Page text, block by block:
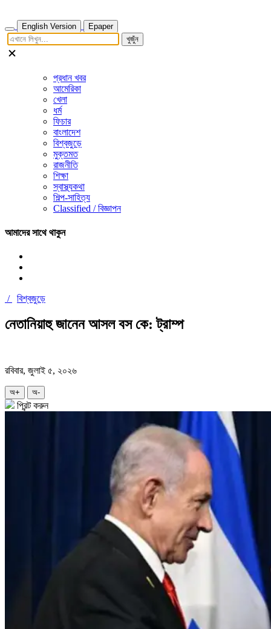
English Version
Epaper
খুজুঁন
প্রধান খবর
আমেরিকা
খেলা
ধর্ম
ফিচার
বাংলাদেশ
বিশ্বজুড়ে
মুক্তমত
রাজনীতি
শিক্ষা
স্বাস্থ্যকথা
শিল্প-সাহিত্য
Classified / বিজ্ঞাপন
আমাদের সাথে থাকুন
/ বিশ্বজুড়ে
নেতানিয়াহু জানেন আসল বস কে: ট্রাম্প
রবিবার, জুলাই ৫, ২০২৬
অ+ অ-
প্রিন্ট করুন